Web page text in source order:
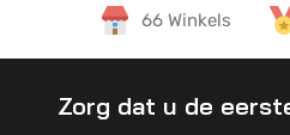
66 Winkels
Zorg dat u de